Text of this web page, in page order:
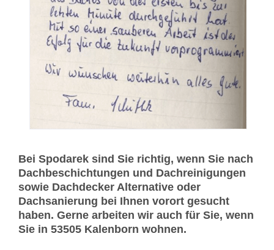
Bei Spodarek sind Sie richtig, wenn Sie nach
Dachbeschichtungen und Dachreinigungen
sowie Dachdecker Alternative oder
Dachsanierung bei Ihnen vorort gesucht
haben. Gerne arbeiten wir auch für Sie, wenn
Sie in 53505 Kalenborn wohnen.